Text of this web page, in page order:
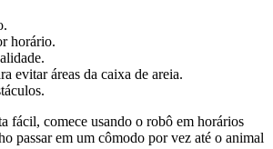
horário.
evitar áreas da caixa de areia.
fácil, comece usando o robô em horários
passar em um cômodo por vez até o animal